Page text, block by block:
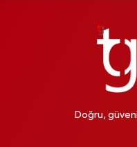
Doğru,